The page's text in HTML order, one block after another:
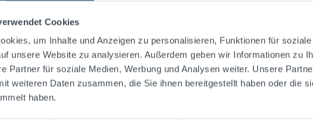
Cookies
um Inhalte und Anzeigen zu personalisieren, Funktionen für
unsere Website zu analysieren. Außerdem geben wir Informationen zu
Partner für soziale Medien, Werbung und Analysen weiter. Unsere
weiteren Daten zusammen, die Sie ihnen bereitgestellt haben oder die
haben.